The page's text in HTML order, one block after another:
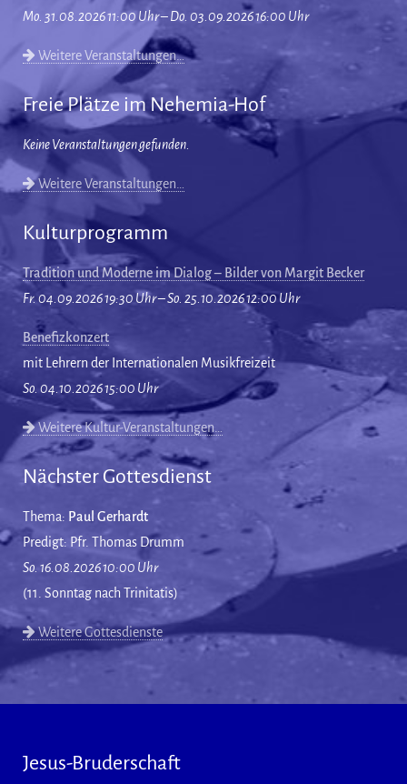
Mo. 31.08.2026 11:00 Uhr – Do. 03.09.2026 16:00 Uhr
Weitere Veranstaltungen…
Freie Plätze im Nehemia-Hof
Keine Veranstaltungen gefunden.
Weitere Veranstaltungen…
Kulturprogramm
Tradition und Moderne im Dialog – Bilder von Margit Becker
Fr. 04.09.2026 19:30 Uhr – So. 25.10.2026 12:00 Uhr
Benefizkonzert
mit Lehrern der Internationalen Musikfreizeit
So. 04.10.2026 15:00 Uhr
Weitere Kultur-Veranstaltungen…
Nächster Gottesdienst
Thema: Paul Gerhardt
Predigt: Pfr. Thomas Drumm
So. 16.08.2026 10:00 Uhr
(11. Sonntag nach Trinitatis)
Weitere Gottesdienste
Jesus-Bruderschaft